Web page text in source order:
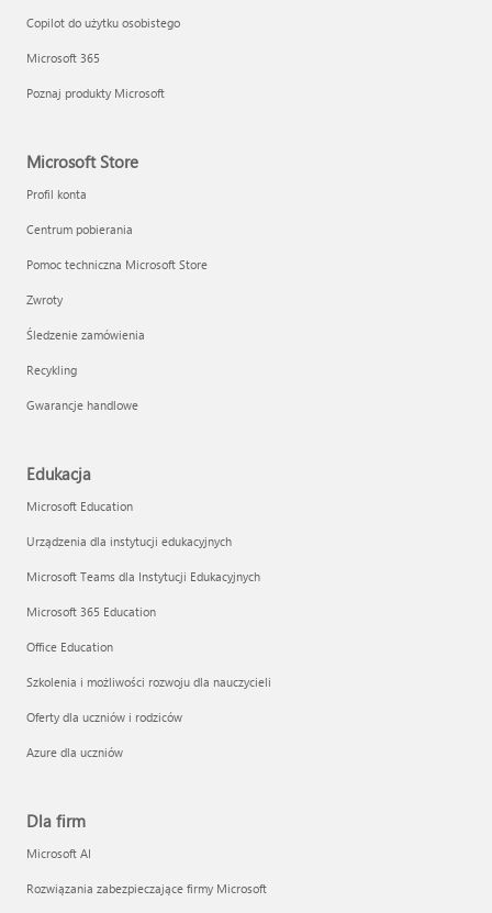
Copilot do użytku osobistego
Microsoft 365
Poznaj produkty Microsoft
Microsoft Store
Profil konta
Centrum pobierania
Pomoc techniczna Microsoft Store
Zwroty
Śledzenie zamówienia
Recykling
Gwarancje handlowe
Edukacja
Microsoft Education
Urządzenia dla instytucji edukacyjnych
Microsoft Teams dla Instytucji Edukacyjnych
Microsoft 365 Education
Office Education
Szkolenia i możliwości rozwoju dla nauczycieli
Oferty dla uczniów i rodziców
Azure dla uczniów
Dla firm
Microsoft AI
Rozwiązania zabezpieczające firmy Microsoft